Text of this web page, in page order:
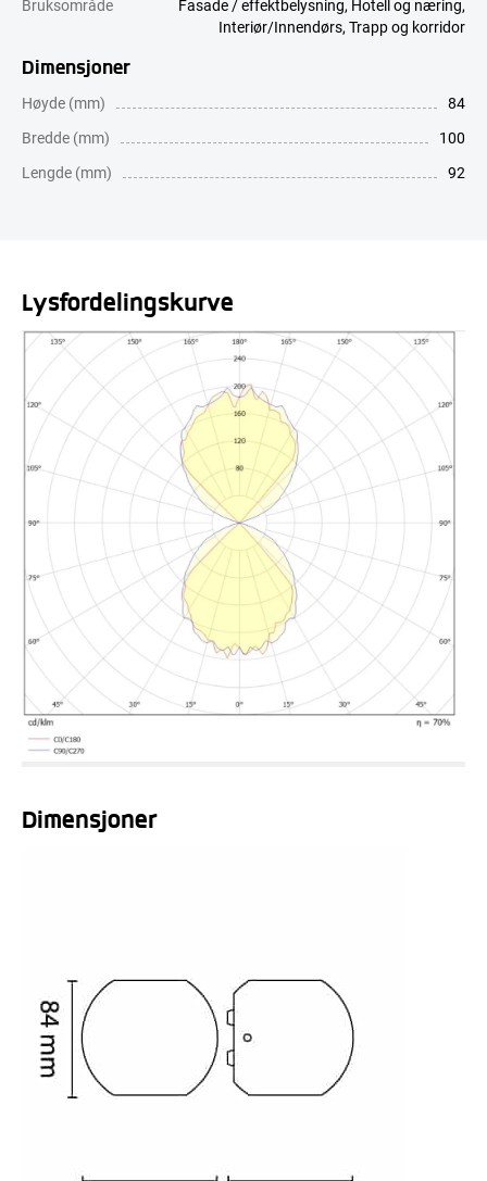
Bruksområde Fasade / effektbelysning, Hotell og næring,
Interiør/Innendørs, Trapp og korridor
Dimensjoner
Høyde (mm)
84
Bredde (mm)
100
Lengde (mm)
92
Lysfordelingskurve
Dimensjoner